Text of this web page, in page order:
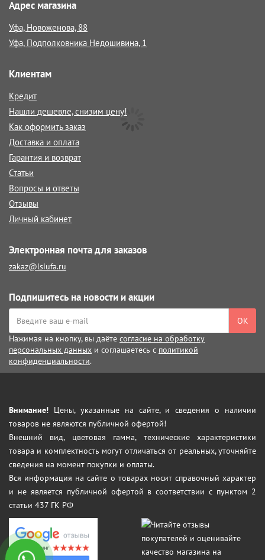
Адрес магазина
Уфа, Новоженова, 88
Уфа, Подполковника Недошивина, 1
Клиентам
Кредит
Нашли дешевле, снизим цену!
Как оформить заказ
Доставка и оплата
Гарантия и возврат
Статьи
Вопросы и ответы
Отзывы
Личный кабинет
Электронная почта для заказов
zakaz@lsiufa.ru
Подпишитесь на новости и акции
ОК
Нажимая на кнопку, вы даёте согласие на обработку
персональных данных и соглашаетесь с политикой
конфиденциальности.
Внимание! Цены, указанные на сайте, и сведения о наличии
товаров не являются публичной офертой!
Внешний вид, цветовая гамма, технические характеристики
товара и комплектность могут отличаться от реальных, уточняйте
сведения на момент покупки и оплаты.
Вся информация на сайте о товарах носит справочный характер
и не является публичной офертой в соответствии с пунктом 2
статьи 437 ГК РФ